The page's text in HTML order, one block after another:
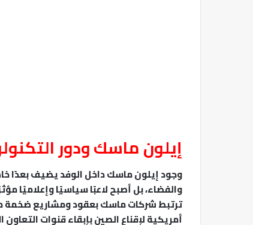
إيلون ماسك ودور
وجود إيلون ماسك داخل الوفد يضيف بعدًا
والفضاء، بل أصبح لاعبًا سياسيًا وإعلاميًا
ترتبط شركات ماسك بعقود ومشاريع ضخمة
أمريكية لإقناع الصين بإبقاء قنوات